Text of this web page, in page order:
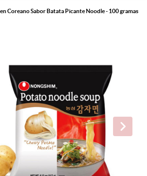
Coreano Sabor Batata Picante Noodle - 100 gramas